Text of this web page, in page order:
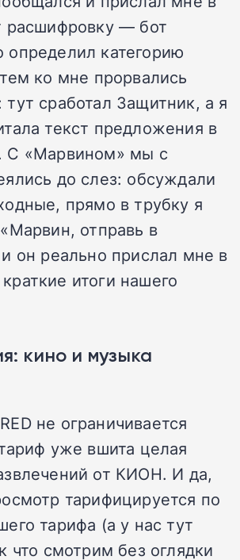
расшифровку — бот
определил категорию
ко мне прорвались
сработал Защитник, а я
текст предложения в
С «Марвином» мы с
до слез: обсуждали
прямо в трубку я
отправь в
он реально прислал мне в
итоги нашего
кино и музыка
не ограничивается
уже вшита целая
от КИОН. И да,
тарифицируется по
тарифа (а у нас тут
что смотрим без оглядки